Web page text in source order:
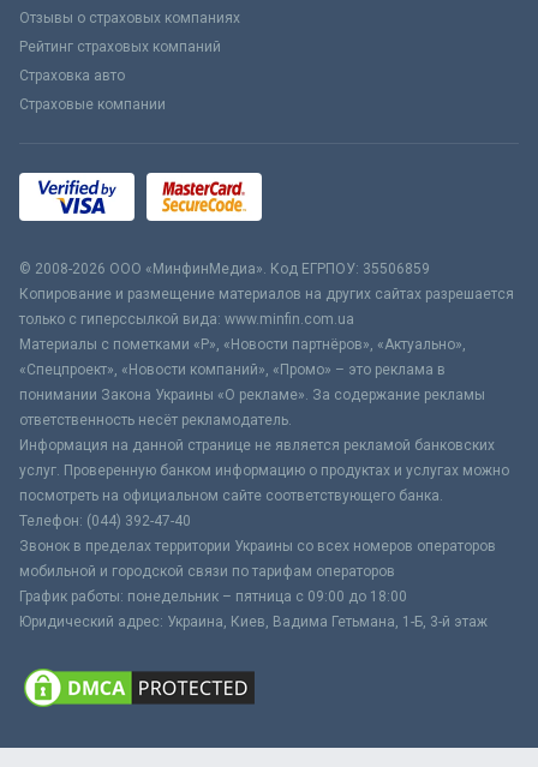
Отзывы о страховых компаниях
Рейтинг страховых компаний
Страховка авто
Страховые компании
© 2008-2026 ООО «МинфинМедиа». Код ЕГРПОУ: 35506859
Копирование и размещение материалов на других сайтах разрешается
только с гиперссылкой вида: www.minfin.com.ua
Материалы с пометками «Р», «Новости партнёров», «Актуально»,
«Спецпроект», «Новости компаний», «Промо» – это реклама в
понимании Закона Украины «О рекламе». За содержание рекламы
ответственность несёт рекламодатель.
Информация на данной странице не является рекламой банковских
услуг. Проверенную банком информацию о продуктах и услугах можно
посмотреть на официальном сайте соответствующего банка.
Телефон: (044) 392-47-40
Звонок в пределах территории Украины со всех номеров операторов
мобильной и городской связи по тарифам операторов
График работы: понедельник – пятница с 09:00 до 18:00
Юридический адрес: Украина, Киев, Вадима Гетьмана, 1-Б, 3-й этаж